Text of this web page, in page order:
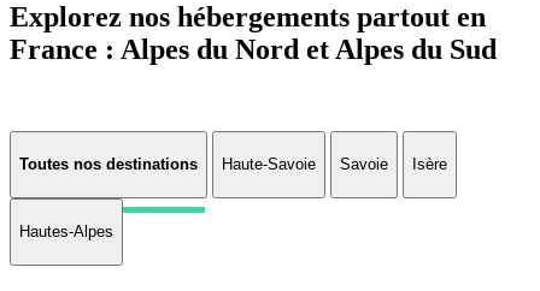
Explorez nos hébergements partout en
France : Alpes du Nord et Alpes du Sud
Toutes nos destinations Haute-Savoie Savoie Isère
Hautes-Alpes